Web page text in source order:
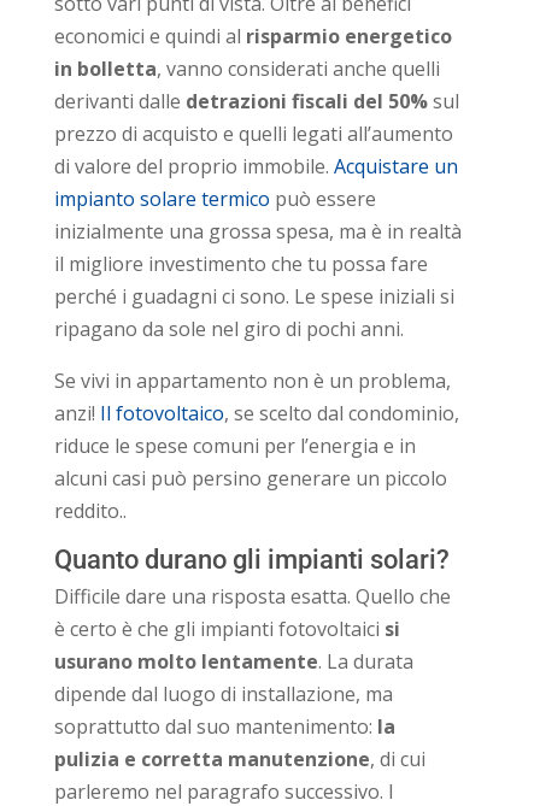
economici e quindi al risparmio energetico
in bolletta, vanno considerati anche quelli
derivanti dalle detrazioni fiscali del 50%sul
prezzo di acquisto e quelli legati all’aumento
di valore del proprio immobile. Acquistare un
impianto solare termico può essere
inizialmente una grossa spesa, ma è in realtà
il migliore investimento che tu possa fare
perché i guadagni ci sono. Le spese iniziali si
ripagano da sole nel giro di pochi anni.
Se vivi in appartamento non è un problema,
anzi! Il fotovoltaico, se scelto dal condominio,
riduce le spese comuni per l’energia e in
alcuni casi può persino generare un piccolo
reddito..
Quanto durano gli impianti solari?
Difficile dare una risposta esatta. Quello che
è certo è che gli impianti fotovoltaici si
usurano molto lentamente. La durata
dipende dal luogo di installazione, ma
soprattutto dal suo mantenimento: la
pulizia e corretta manutenzione, di cui
parleremo nel paragrafo successivo. I